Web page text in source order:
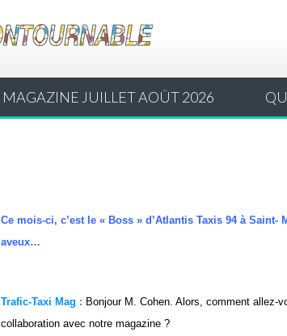
MAGAZINE JUILLET AOÛT 2026
Ce mois-ci, c’est le « Boss » d’Atlantis Taxis 94 à Saint-
aveux…
Trafic-Taxi Mag : Bonjour M. Cohen. Alors, comment allez-
collaboration avec notre magazine ?